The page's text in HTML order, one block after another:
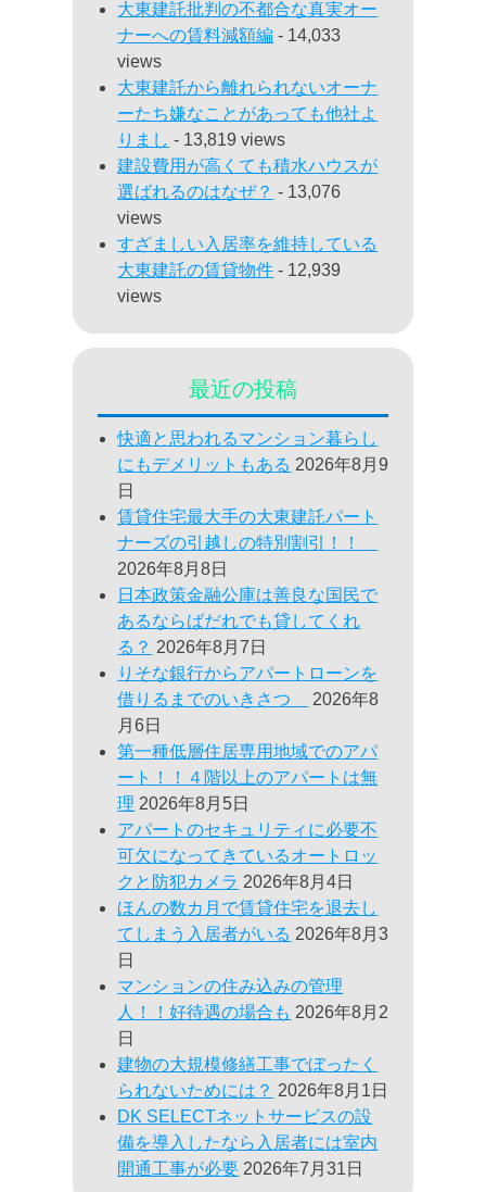
大東建託批判の不都合な真実オー
ナーへの賃料減額編 - 14,033
views
大東建託から離れられないオーナ
ーたち嫌なことがあっても他社よ
りまし - 13,819 views
建設費用が高くても積水ハウスが
選ばれるのはなぜ？ - 13,076
views
すざましい入居率を維持している
大東建託の賃貸物件 - 12,939
views
最近の投稿
快適と思われるマンション暮らし
にもデメリットもある 2026年8月9
日
賃貸住宅最大手の大東建託パート
ナーズの引越しの特別割引！！
2026年8月8日
日本政策金融公庫は善良な国民で
あるならばだれでも貸してくれ
る？ 2026年8月7日
りそな銀行からアパートローンを
借りるまでのいきさつ
2026年8
月6日
第一種低層住居専用地域でのアパ
ート！！４階以上のアパートは無
理 2026年8月5日
アパートのセキュリティに必要不
可欠になってきているオートロッ
クと防犯カメラ 2026年8月4日
ほんの数カ月で賃貸住宅を退去し
てしまう入居者がいる 2026年8月3
日
マンションの住み込みの管理
人！！好待遇の場合も 2026年8月2
日
建物の大規模修繕工事でぼったく
られないためには？ 2026年8月1日
DK SELECTネットサービスの設
備を導入したなら入居者には室内
開通工事が必要 2026年7月31日